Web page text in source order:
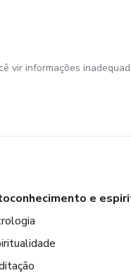
vir informações
e